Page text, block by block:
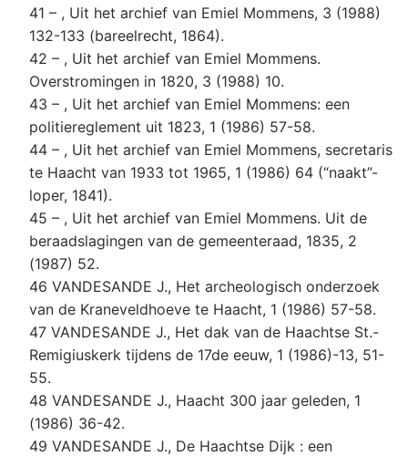
41 – , Uit het archief van Emiel Mommens, 3 (1988)
132-133 (bareelrecht, 1864).
42 – , Uit het archief van Emiel Mommens.
Overstromingen in 1820, 3 (1988) 10.
43 – , Uit het archief van Emiel Mommens: een
politiereglement uit 1823, 1 (1986) 57-58.
44 – , Uit het archief van Emiel Mommens, secretaris
te Haacht van 1933 tot 1965, 1 (1986) 64 (“naakt”-
loper, 1841).
45 – , Uit het archief van Emiel Mommens. Uit de
beraadslagingen van de gemeenteraad, 1835, 2
(1987) 52.
46 VANDESANDE J., Het archeologisch onderzoek
van de Kraneveldhoeve te Haacht, 1 (1986) 57-58.
47 VANDESANDE J., Het dak van de Haachtse St.-
Remigiuskerk tijdens de 17de eeuw, 1 (1986)-13, 51-
55.
48 VANDESANDE J., Haacht 300 jaar geleden, 1
(1986) 36-42.
49 VANDESANDE J., De Haachtse Dijk : een